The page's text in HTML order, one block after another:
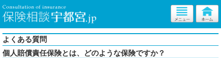
よくある質問
個人賠償責任保険とは、どのような保険ですか？